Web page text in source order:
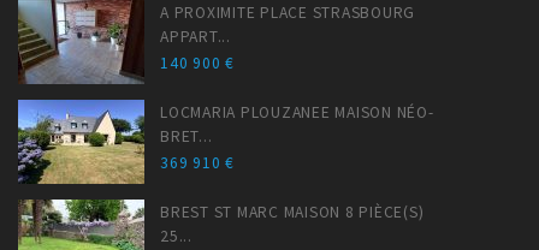
A PROXIMITE PLACE STRASBOURG
APPART...
140 900 €
LOCMARIA PLOUZANEE MAISON NÉO-
BRET...
369 910 €
BREST ST MARC MAISON 8 PIÈCE(S)
25...